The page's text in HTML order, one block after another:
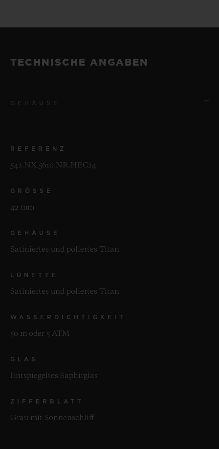
TECHNISCHE ANGABEN
REFERENZ
542.NX.5610.NR.HEC24
GRÖSSE
42 mm
GEHÄUSE
Satiniertes und poliertes Titan
LÜNETTE
Satiniertes und poliertes Titan
WASSERDICHTIGKEIT
50 m oder 5 ATM
GLAS
Entspiegeltes Saphirglas
ZIFFERBLATT
Grau mit Sonnenschliff